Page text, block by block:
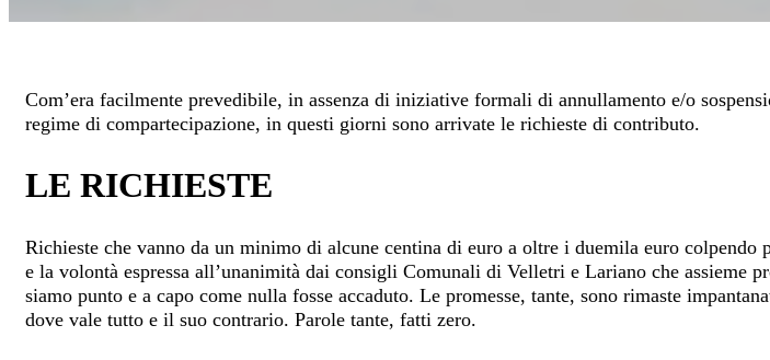
Com’era facilmente prevedibile, in assenza di iniziative formali di annullamento e/o
regime di compartecipazione, in questi giorni sono arrivate le richieste di contributo.
LE RICHIESTE
Richieste che vanno da un minimo di alcune centina di euro a oltre i duemila euro
e la volontà espressa all’unanimità dai consigli Comunali di Velletri e Lariano che
siamo punto e a capo come nulla fosse accaduto. Le promesse, tante, sono rimaste
dove vale tutto e il suo contrario. Parole tante, fatti zero.